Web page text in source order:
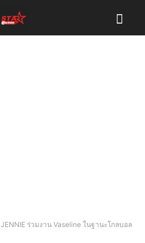
JENNIE ร่วมงาน Vaseline ในฐานะโกลบอล